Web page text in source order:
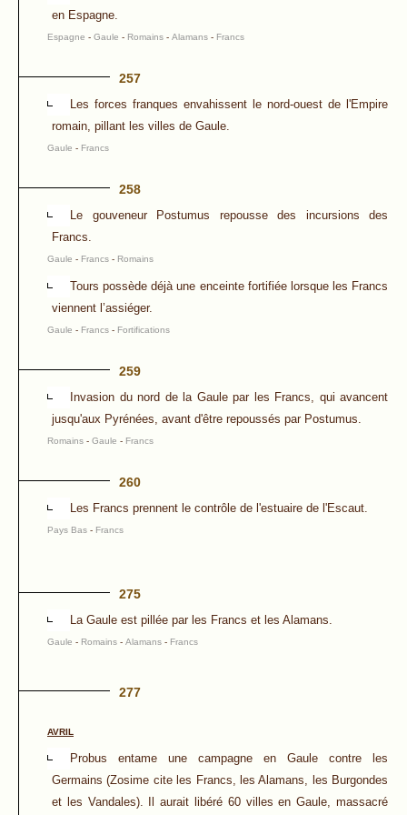
en Espagne.
Espagne - Gaule - Romains - Alamans - Francs
257
Les forces franques envahissent le nord-ouest de l'Empire
romain, pillant les villes de Gaule.
Gaule - Francs
258
Le gouveneur Postumus repousse des incursions des
Francs.
Gaule - Francs - Romains
Tours possède déjà une enceinte fortifiée lorsque les Francs
viennent l’assiéger.
Gaule - Francs - Fortifications
259
Invasion du nord de la Gaule par les Francs, qui avancent
jusqu'aux Pyrénées, avant d'être repoussés par Postumus.
Romains - Gaule - Francs
260
Les Francs prennent le contrôle de l'estuaire de l'Escaut.
Pays Bas - Francs
275
La Gaule est pillée par les Francs et les Alamans.
Gaule - Romains - Alamans - Francs
277
AVRIL
Probus entame une campagne en Gaule contre les
Germains (Zosime cite les Francs, les Alamans, les Burgondes
et les Vandales). Il aurait libéré 60 villes en Gaule, massacré